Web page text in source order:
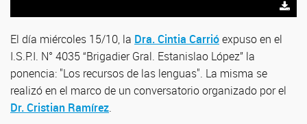
El día miércoles 15/10, la Dra. Cintia Carrióexpuso en el
I.S.P.I. N° 4035 “Brigadier Gral. Estanislao López” la
ponencia: "Los recursos de las lenguas". La misma se
realizó en el marco de un conversatorio organizado por el
Dr. Cristian Ramírez.